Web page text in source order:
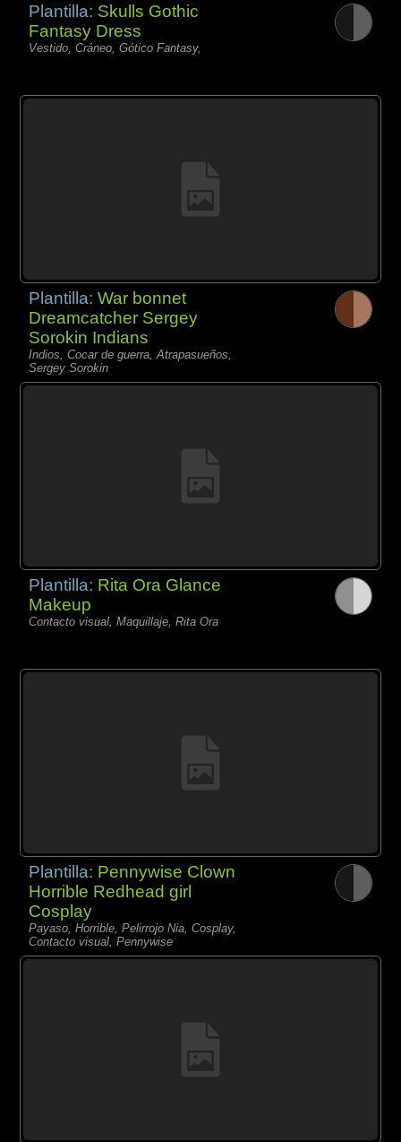
Plantilla: Skulls Gothic
Fantasy Dress
Vestido, Cráneo, Gótico Fantasy,
Plantilla:War bonnet
Dreamcatcher Sergey
Sorokin Indians
Indios, Cocar de guerra, Atrapasueños,
Sergey Sorokin
Plantilla: Rita Ora Glance
Makeup
Contacto visual, Maquillaje, Rita Ora
Plantilla: Pennywise Clown
Horrible Redhead girl
Cosplay
Payaso, Horrible, Pelirrojo Nia, Cosplay,
Contacto visual, Pennywise